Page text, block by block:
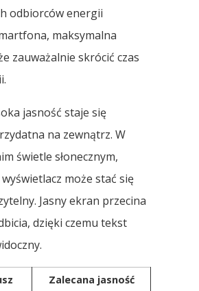
odbiorców energii
maksymalna
zauważalnie skrócić czas
jasność staje się
na zewnątrz. W
świetle słonecznym,
może stać się
Jasny ekran przecina
dzięki czemu tekst
Zalecana jasność